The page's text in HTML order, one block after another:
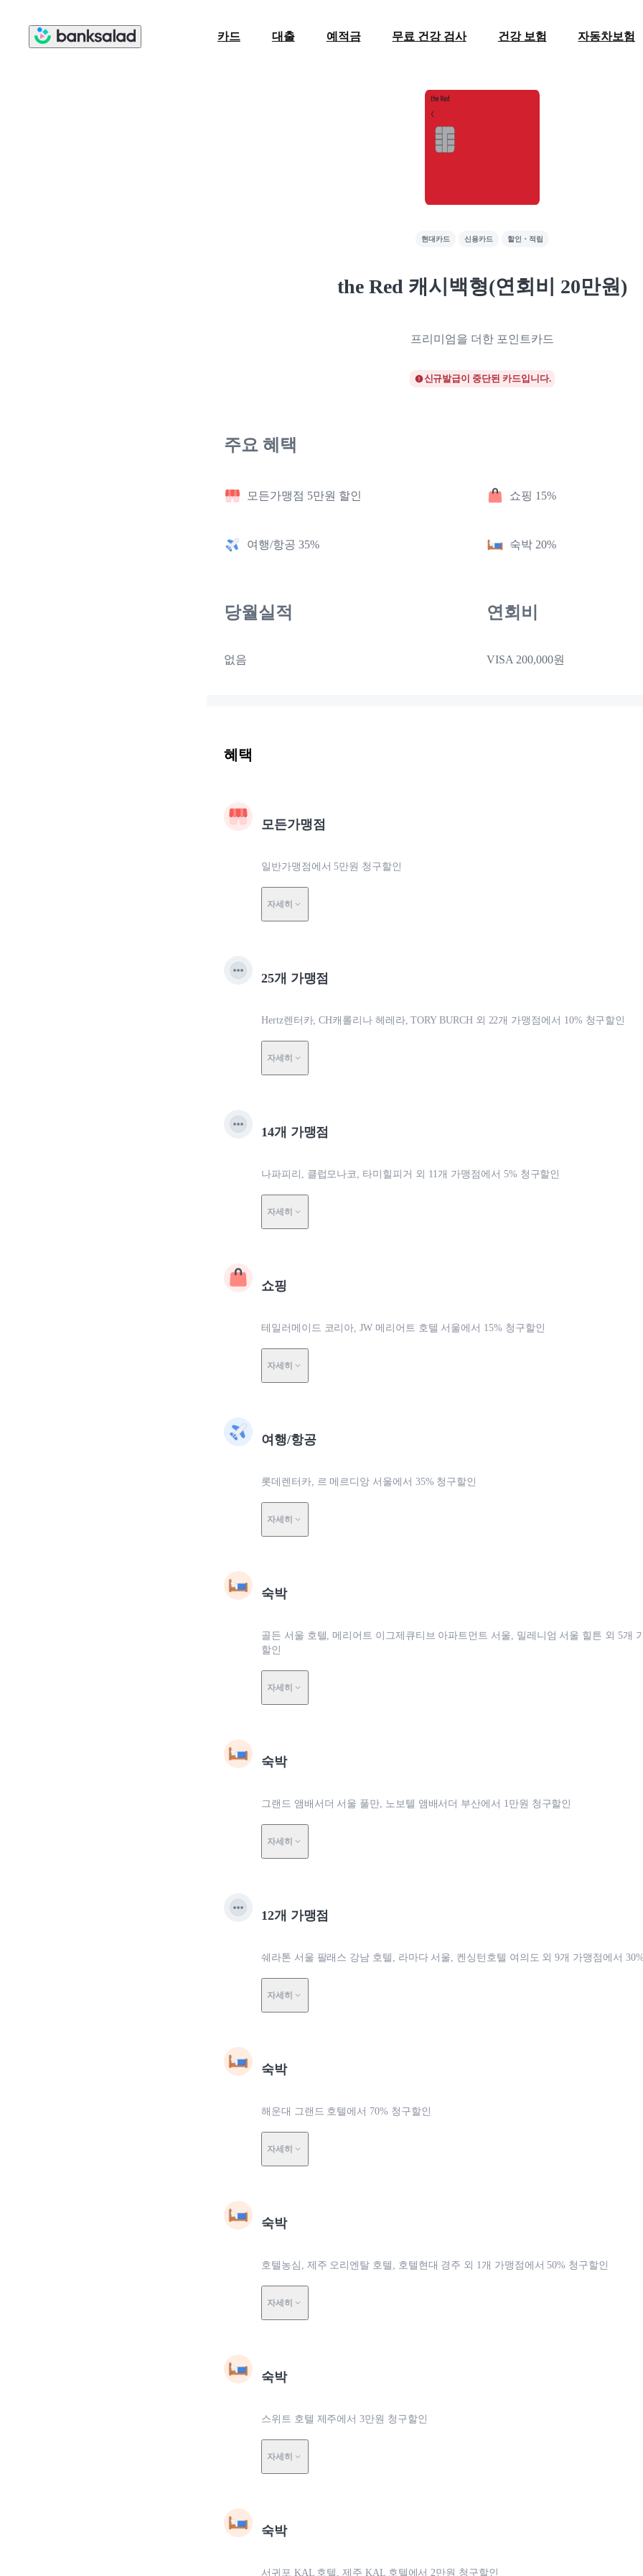
카드 대출 예적금 무료 건강 검사 건강 보험 자동차보험
현대카드 신용카드 할인・적립
the Red 캐시백형(연회비 20만원)
프리미엄을 더한 포인트카드
신규발급이 중단된 카드입니다.
주요 혜택
모든가맹점 5만원 할인 쇼핑 15%
여행/항공 35% 숙박 20%
당월실적
없음
연회비
VISA 200,000원
혜택
모든가맹점
일반가맹점에서 5만원 청구할인
자세히
25개 가맹점
Hertz렌터카, CH캐롤리나 헤레라, TORY BURCH 외 22개 가맹점에서 10% 청구할인
자세히
14개 가맹점
나파피리, 클럽모나코, 타미힐피거 외 11개 가맹점에서 5% 청구할인
자세히
쇼핑
테일러메이드 코리아, JW 메리어트 호텔 서울에서 15% 청구할인
자세히
여행/항공
롯데렌터카, 르 메르디앙 서울에서 35% 청구할인
자세히
숙박
골든 서울 호텔, 메리어트 이그제큐티브 아파트먼트 서울, 밀레니엄 서울 힐튼 외 5개
할인
자세히
숙박
그랜드 앰배서더 서울 풀만, 노보텔 앰배서더 부산에서 1만원 청구할인
자세히
12개 가맹점
쉐라톤 서울 팔래스 강남 호텔, 라마다 서울, 켄싱턴호텔 여의도 외 9개 가맹점에서
자세히
숙박
해운대 그랜드 호텔에서 70% 청구할인
자세히
숙박
호텔농심, 제주 오리엔탈 호텔, 호텔현대 경주 외 1개 가맹점에서 50% 청구할인
자세히
숙박
스위트 호텔 제주에서 3만원 청구할인
자세히
숙박
서귀포 KAL 호텔, 제주 KAL 호텔에서 2만원 청구할인